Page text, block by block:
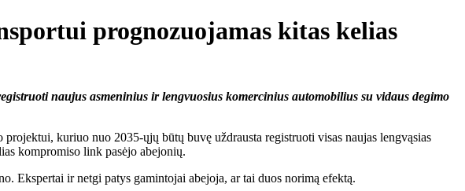
prognozuojamas kitas kelias
naujus asmeninius ir lengvuosius komercinius automobilius su vidaus degimo
kuriuo nuo 2035-ųjų būtų buvę uždrausta registruoti visas naujas lengvąsias
kompromiso link pasėjo abejonių.
Ekspertai ir netgi patys gamintojai abejoja, ar tai duos norimą efektą.